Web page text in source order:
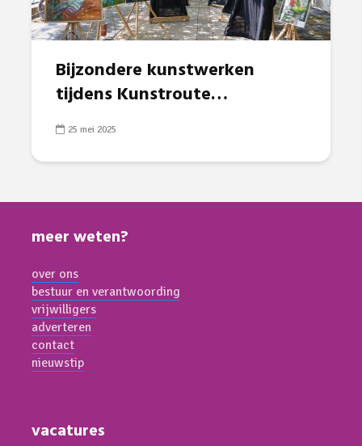
Bijzondere kunstwerken
tijdens Kunstroute…
25 mei 2025
meer weten?
over ons
bestuur en verantwoording
vrijwilligers
adverteren
contact
nieuwstip
vacatures